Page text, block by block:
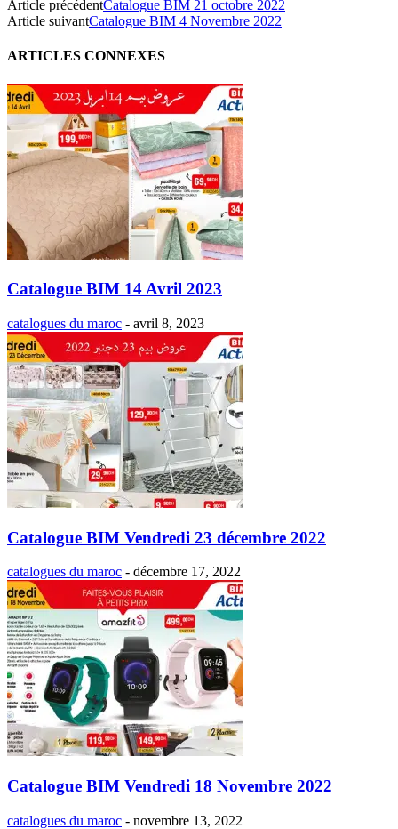
Article précédentCatalogue BIM 21 octobre 2022
Article suivantCatalogue BIM 4 Novembre 2022
ARTICLES CONNEXES
Catalogue BIM 14 Avril 2023
catalogues du maroc - avril 8, 2023
Catalogue BIM Vendredi 23 décembre 2022
catalogues du maroc - décembre 17, 2022
Catalogue BIM Vendredi 18 Novembre 2022
catalogues du maroc - novembre 13, 2022